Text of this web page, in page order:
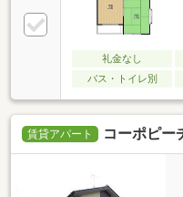
礼金なし
バス・トイレ別
賃貸アパート コーポピー